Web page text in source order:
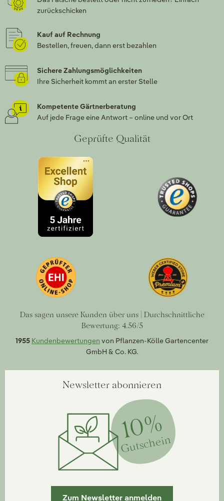
zurückschicken
Kauf auf Rechnung
Bestellen, freuen, dann erst bezahlen
Sichere Zahlungsmöglichkeiten
Ihre Sicherheit kommt an erster Stelle
Kompetente Gärtnerberatung
Auf jede Frage eine Antwort – online und vor Ort
Geprüfte Qualität
Das sagen unsere Kunden über uns | Durchschnittliche
Bewertung: 4.56/5
1955 Kundenbewertungen von Pflanzen-Kölle Gartencenter
GmbH & Co. KG.
Newsletter abonnieren
10%
Gutschein
Zum Newsletter anmelden